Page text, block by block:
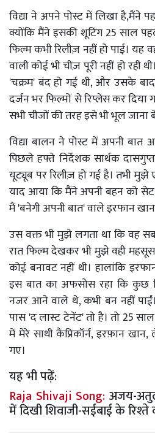
विद्या ने अपने पोस्ट में लिखा है,मैंने
क्योंकि मैंने इसकी शूटिंग 25 साल
फिल्म कभी रिलीज़ नहीं हो पाई।
वाली कोई भी चीज़ पूरी नहीं हो रही
'चक्रम' बंद हो गई थी, और उसके
दर्जन भर फिल्मों से रिप्लेस कर दिया
सभी चीजों की तरह इसे भी भूल जाना
विद्या बालन ने पोस्ट में अपनी
पिछले हफ्ते निर्देशक सार्थक
यूट्यूब पर रिलीज़ हो गई है। तभी
याद आया कि मैंने अपनी बहन को
मैं 'बनेगी अपनी बात' वाले इरफान
उस वक्त भी मुझे लगता था कि वह
रात फिल्म देखकर भी मुझे वही
कोई बनावट नहीं थी। हालांकि
इस बात का अफसोस रहा कि कुछ
नजर आने वाले थे, कभी बन नहीं
पास 'द लास्ट टेनेंट' तो है। तो 25
में मेरे साथी कैप्रिकॉर्न, इरफ़ान
गए।
यह भी पढ़ें:
Raja Shivaji Song:अजय-
में दिखी शिवाजी-सईबाई के